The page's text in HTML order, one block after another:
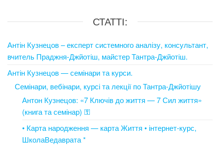
СТАТТІ:
Антін Кузнецов – експерт системного аналізу, консультант,
вчитель Праджня-Джйотіш, майстер Тантра-Джйотіш.
Антін Кузнецов — семінари та курси.
Семінари, вебінари, курсі та лекції по Тантра-Джйотішу
Антон Кузнецов: «7 Ключів до життя — 7 Сил життя»
(книга та семінар) ⚿
• Карта народження — карта Життя • інтернет-курс,
ШколаВедаврата *